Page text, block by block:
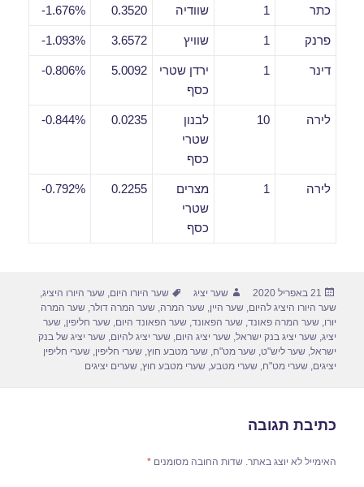
כתר 1 שוודיה 0.3520
1.676%-
פרנק 1 שוויץ 3.6572
1.093%-
דינר 1
ירדן שטרי
כסף
5.0092
0.806%-
לירה 10
לבנון
שטרי
כסף
0.0235
0.844%-
לירה 1
מצרים
שטרי
כסף
0.2255
0.792%-
פורסם
בתאריך
21 באפריל 2020 מחבר
שער יציג תגיות
שער היורו היום,שער היורו היציג,
שער היורו היציג להיום,שער היין,שער המרה,שער המרה דולר,שער המרה
יורו,שער המרה פאונד,שער הפאונד,שער הפאונד היום,שער חליפין,שער
יציג,שער יציג בנק ישראל,שער יציג היום,שער יציג להיום,שער יציג של בנק
ישראל,שער ליש"ט,שער מט"ח,שער מטבע חוץ,שערי חליפין,שערי חליפין
יציגים,שערי מט"ח,שערי מטבע,שערי מטבע חוץ,שערים יציגים
כתיבת תגובה
האימייל לא יוצג באתר. שדות החובה מסומנים*